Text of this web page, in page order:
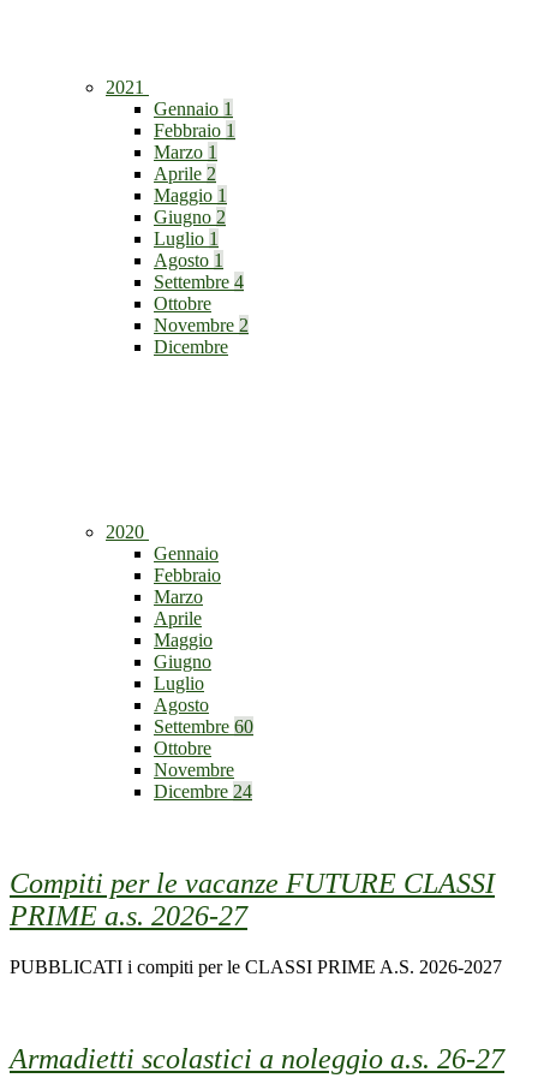
2021
Gennaio 1
Febbraio 1
Marzo 1
Aprile 2
Maggio 1
Giugno 2
Luglio 1
Agosto 1
Settembre 4
Ottobre
Novembre 2
Dicembre
2020
Gennaio
Febbraio
Marzo
Aprile
Maggio
Giugno
Luglio
Agosto
Settembre 60
Ottobre
Novembre
Dicembre 24
Compiti per le vacanze FUTURE CLASSI
PRIME a.s. 2026-27
PUBBLICATI i compiti per le CLASSI PRIME A.S. 2026-2027
Armadietti scolastici a noleggio a.s. 26-27